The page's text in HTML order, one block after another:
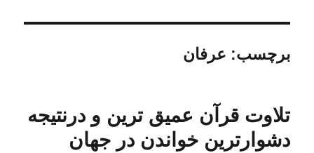
برچسب: عرفان
تلاوت قرآن عمیق ترین و درنتیجه
دشوارترین خواندن در جهان